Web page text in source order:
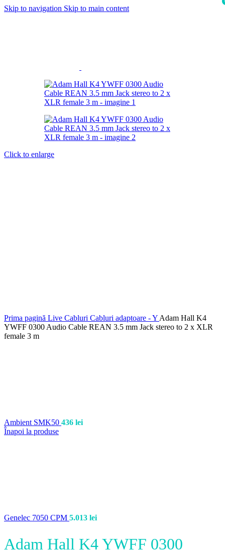
Skip to navigation Skip to main content
Click to enlarge
Prima pagină Live Cabluri Cabluri adaptoare - Y Adam Hall K4
YWFF 0300 Audio Cable REAN 3.5 mm Jack stereo to 2 x XLR
female 3 m
Ambient SMK50 436 lei
Înapoi la produse
Genelec 7050 CPM 5.013 lei
Adam Hall K4 YWFF 0300